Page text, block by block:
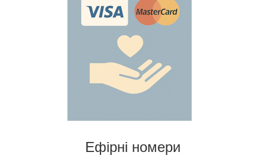
Ефірні номери